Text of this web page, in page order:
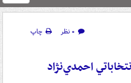
۰ نظر
چاپ
احمدي‌نژاد